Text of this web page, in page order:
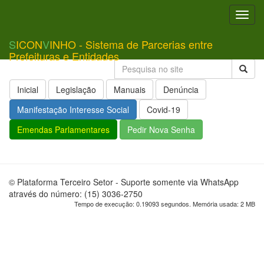
SICONVINHO - Sistema de Parcerias entre
Prefeituras e Entidades
Inicial Legislação Manuais
Denúncia
Manifestação Interesse Social
Covid-19
Emendas Parlamentares
Pedir Nova Senha
© Plataforma Terceiro Setor - Suporte somente via WhatsApp
através do número: (15) 3036-2750
Tempo de execução: 0.19093 segundos. Memória usada: 2 MB